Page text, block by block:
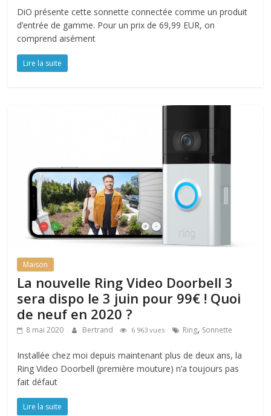
DiO présente cette sonnette connectée comme un produit
d’entrée de gamme. Pour un prix de 69,99 EUR, on
comprend aisément
Lire la suite
Maison
La nouvelle Ring Video Doorbell 3
sera dispo le 3 juin pour 99€ ! Quoi
de neuf en 2020 ?
8 mai 2020 Bertrand 6 963 vues Ring, Sonnette
Installée chez moi depuis maintenant plus de deux ans, la
Ring Video Doorbell (première mouture) n’a toujours pas
fait défaut
Lire la suite